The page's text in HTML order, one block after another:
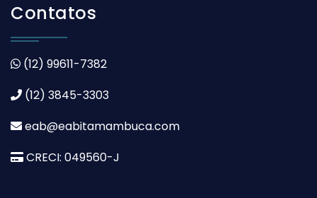
Contatos
(12) 99611-7382
(12) 3845-3303
eab@eabitamambuca.com
CRECI: 049560-J